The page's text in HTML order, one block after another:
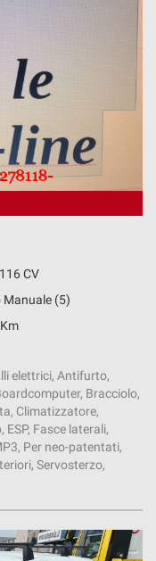
CV
Manuale (5)
elettrici, Antifurto,
Bracciolo,
Climatizzatore,
Fasce laterali,
Per neo-patentati,
Servosterzo,